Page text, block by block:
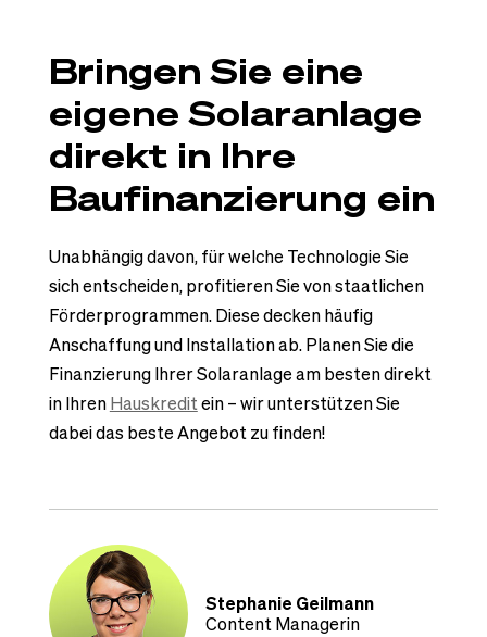
Bringen Sie eine
eigene Solaranlage
direkt in Ihre
Baufinanzierung ein
Unabhängig davon, für welche Technologie Sie
sich entscheiden, profitieren Sie von staatlichen
Förderprogrammen. Diese decken häufig
Anschaffung und Installation ab. Planen Sie die
Finanzierung Ihrer Solaranlage am besten direkt
in IhrenHauskreditein – wir unterstützen Sie
dabei das beste Angebot zu finden!
Stephanie Geilmann
Content Managerin